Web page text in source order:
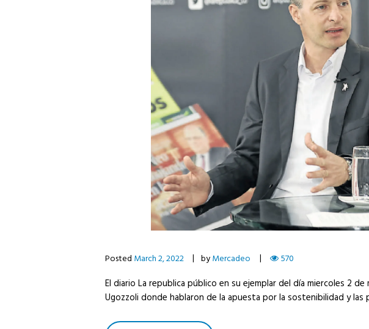
Posted March 2, 2022 byMercadeo 570
El diario La republica público en su ejemplar del día miercoles 2
Ugozzoli donde hablaron de la apuesta por la sostenibilidad y